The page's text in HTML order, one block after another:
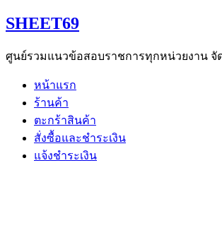
Skip
to
SHEET69
ศูนย์รวมแนวข้อสอบราชการทุกหน่วยงาน จั
หน้าแรก
ร้านค้า
ตะกร้าสินค้า
สั่งซื้อและชำระเงิน
แจ้งชำระเงิน